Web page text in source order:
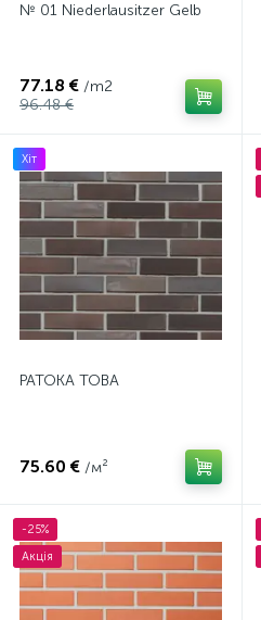
№ 01 Niederlausitzer Gelb
77.18 € /m2
96.48 €
Хіт
PATOKA TOBA
75.60 € /м²
-25%
Акція